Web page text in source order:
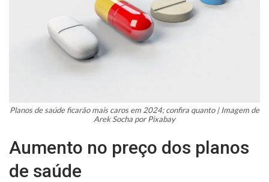
Planos de saúde ficarão mais caros em 2024; confira quanto | Imagem de
Arek Socha por Pixabay
Aumento no preço dos planos
de saúde